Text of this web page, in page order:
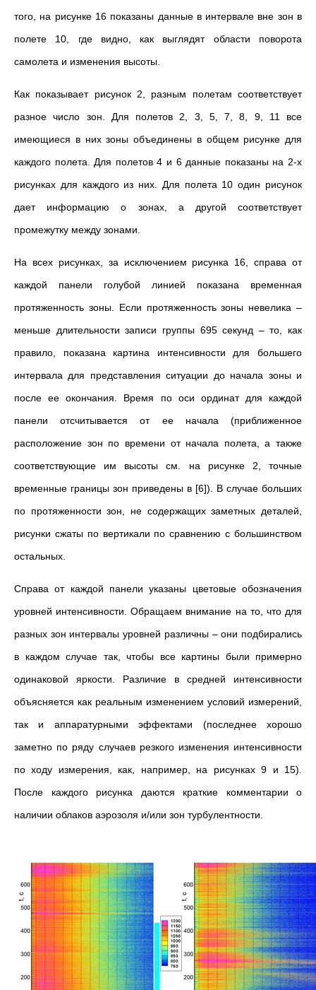
того, на рисунке 16 показаны данные в интервале вне зон в
полете 10, где видно, как выглядят области поворота
самолета и изменения высоты.
Как показывает рисунок 2, разным полетам соответствует
разное число зон. Для полетов 2, 3, 5, 7, 8, 9, 11 все
имеющиеся в них зоны объединены в общем рисунке для
каждого полета. Для полетов 4 и 6 данные показаны на 2-х
рисунках для каждого из них. Для полета 10 один рисунок
дает информацию о зонах, а другой соответствует
промежутку между зонами.
На всех рисунках, за исключением рисунка 16, справа от
каждой панели голубой линией показана временная
протяженность зоны. Если протяженность зоны невелика –
меньше длительности записи группы 695 секунд – то, как
правило, показана картина интенсивности для большего
интервала для представления ситуации до начала зоны и
после ее окончания. Время по оси ординат для каждой
панели отсчитывается от ее начала (приближенное
расположение зон по времени от начала полета, а также
соответствующие им высоты см. на рисунке 2, точные
временные границы зон приведены в [6]). В случае больших
по протяженности зон, не содержащих заметных деталей,
рисунки сжаты по вертикали по сравнению с большинством
остальных.
Справа от каждой панели указаны цветовые обозначения
уровней интенсивности. Обращаем внимание на то, что для
разных зон интервалы уровней различны – они подбирались
в каждом случае так, чтобы все картины были примерно
одинаковой яркости. Различие в средней интенсивности
объясняется как реальным изменением условий измерений,
так и аппаратурными эффектами (последнее хорошо
заметно по ряду случаев резкого изменения интенсивности
по ходу измерения, как, например, на рисунках 9 и 15).
После каждого рисунка даются краткие комментарии о
наличии облаков аэрозоля и/или зон турбулентности.